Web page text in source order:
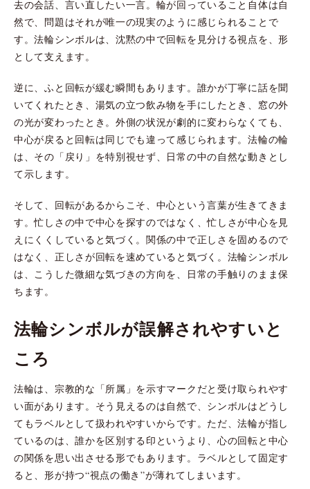
去の会話、言い直したい一言。輪が回っていること自体は自
然で、問題はそれが唯一の現実のように感じられることで
す。法輪シンボルは、沈黙の中で回転を見分ける視点を、形
として支えます。
逆に、ふと回転が緩む瞬間もあります。誰かが丁寧に話を聞
いてくれたとき、湯気の立つ飲み物を手にしたとき、窓の外
の光が変わったとき。外側の状況が劇的に変わらなくても、
中心が戻ると回転は同じでも違って感じられます。法輪の輪
は、その「戻り」を特別視せず、日常の中の自然な動きとし
て示します。
そして、回転があるからこそ、中心という言葉が生きてきま
す。忙しさの中で中心を探すのではなく、忙しさが中心を見
えにくくしていると気づく。関係の中で正しさを固めるので
はなく、正しさが回転を速めていると気づく。法輪シンボル
は、こうした微細な気づきの方向を、日常の手触りのまま保
ちます。
法輪シンボルが誤解されやすいと
ころ
法輪は、宗教的な「所属」を示すマークだと受け取られやす
い面があります。そう見えるのは自然で、シンボルはどうし
てもラベルとして扱われやすいからです。ただ、法輪が指し
ているのは、誰かを区別する印というより、心の回転と中心
の関係を思い出させる形でもあります。ラベルとして固定す
ると、形が持つ“視点の働き”が薄れてしまいます。